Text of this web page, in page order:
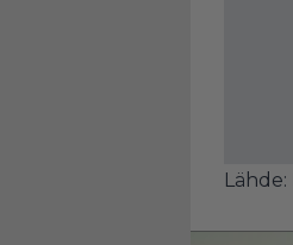
Lähde: